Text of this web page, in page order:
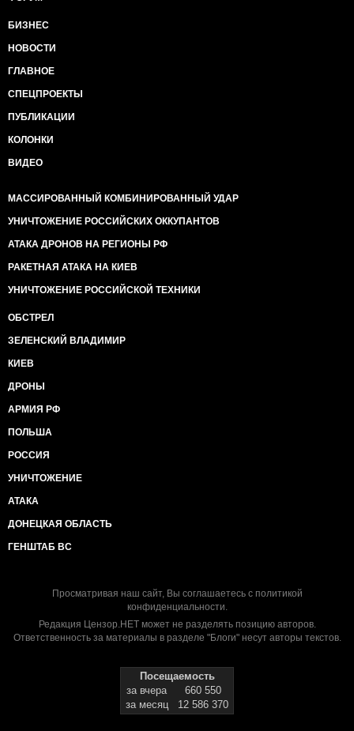
БИЗНЕС
НОВОСТИ
ГЛАВНОЕ
СПЕЦПРОЕКТЫ
ПУБЛИКАЦИИ
КОЛОНКИ
ВИДЕО
МАССИРОВАННЫЙ КОМБИНИРОВАННЫЙ УДАР
УНИЧТОЖЕНИЕ РОССИЙСКИХ ОККУПАНТОВ
АТАКА ДРОНОВ НА РЕГИОНЫ РФ
РАКЕТНАЯ АТАКА НА КИЕВ
УНИЧТОЖЕНИЕ РОССИЙСКОЙ ТЕХНИКИ
ОБСТРЕЛ
ЗЕЛЕНСКИЙ ВЛАДИМИР
КИЕВ
ДРОНЫ
АРМИЯ РФ
ПОЛЬША
РОССИЯ
УНИЧТОЖЕНИЕ
АТАКА
ДОНЕЦКАЯ ОБЛАСТЬ
ГЕНШТАБ ВС
Просматривая наш сайт, Вы соглашаетесь с политикой
конфиденциальности.
Редакция Цензор.НЕТ может не разделять позицию авторов.
Ответственность за материалы в разделе "Блоги" несут авторы текстов.
Посещаемость
за вчера
660 550
за месяц
12 586 370